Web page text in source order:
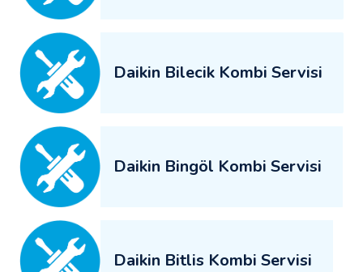
Daikin Bilecik Kombi Servisi
Daikin Bingöl Kombi Servisi
Daikin Bitlis Kombi Servisi